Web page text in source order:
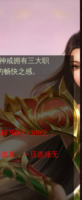
戒拥有三大职
快之感。
700元+300元，
具，一旦选择无